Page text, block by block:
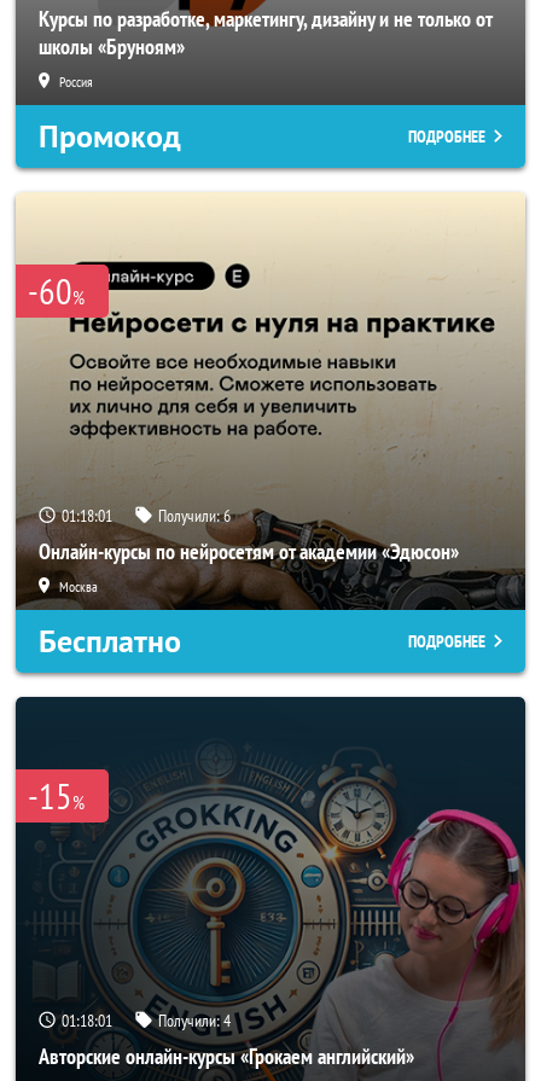
Курсы по разработке, маркетингу, дизайну и не только от
школы «Бруноям»
Россия
Промокод ПОДРОБНЕЕ
-60%
01:17:58 Получили:6
Онлайн-курсы по нейросетям от академии «Эдюсон»
Москва
Бесплатно ПОДРОБНЕЕ
-15%
01:17:58 Получили:4
Авторские онлайн-курсы «Грокаем английский»